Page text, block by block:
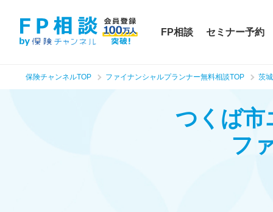
FP相談 セミナー予約
保険チャンネルTOP ファイナンシャルプランナー無料相談TOP 茨
つくば市
フ